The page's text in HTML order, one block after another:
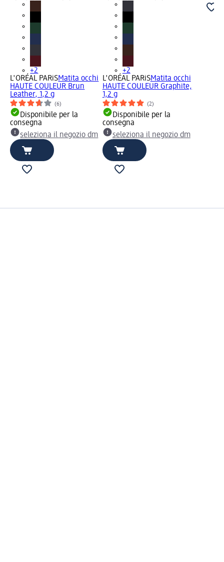
+2
L'ORÉAL PARiSMatita occhi
HAUTE COULEUR Brun
Leather, 1,2 g
(6)
Disponibile per la
consegna
seleziona il negozio dm
+2
L'ORÉAL PARiSMatita occhi
HAUTE COULEUR Graphite,
1,2 g
(2)
Disponibile per la
consegna
seleziona il negozio dm